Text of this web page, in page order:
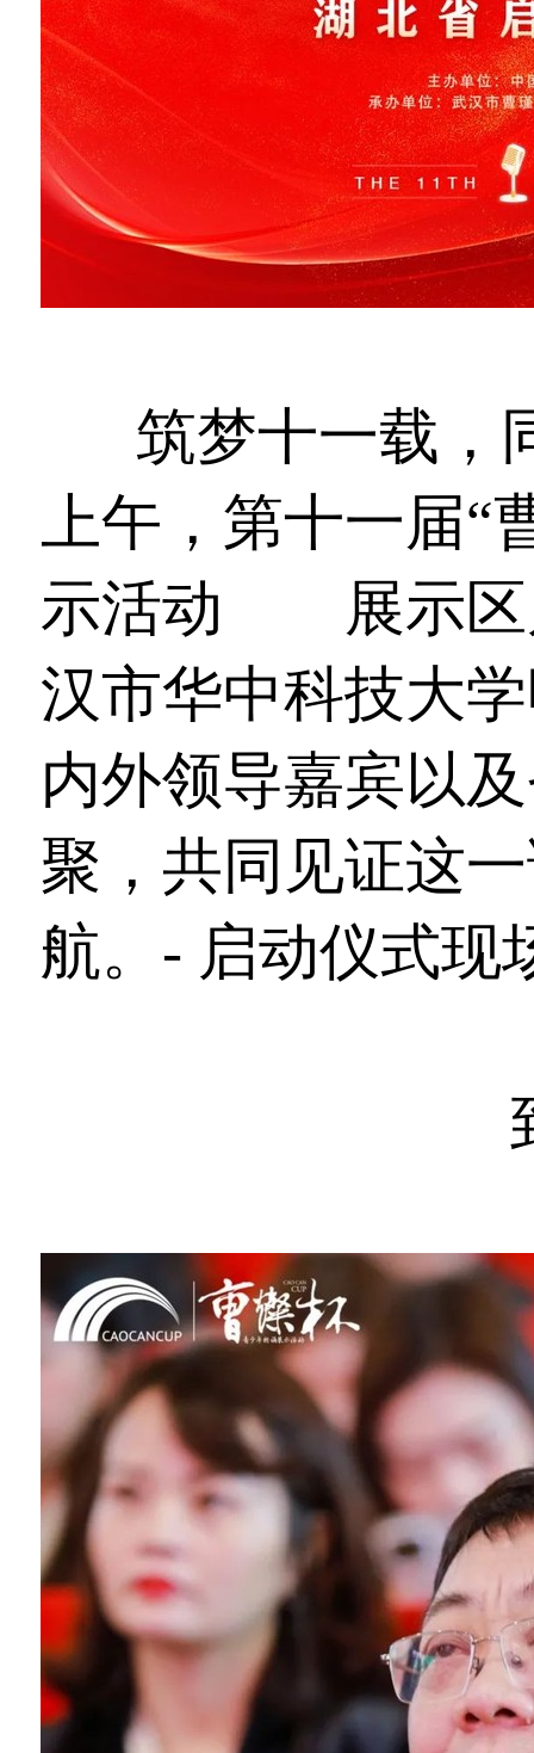
筑梦十一载，
上午，第十一届
示活动
展示
汉市华中科技大
内外领导嘉宾以
聚，共同见证这
航。- 启动仪式现